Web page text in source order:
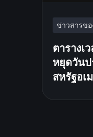
ข่าวสารข
ตารางเ
หยุดวันป
สหรัฐอเ